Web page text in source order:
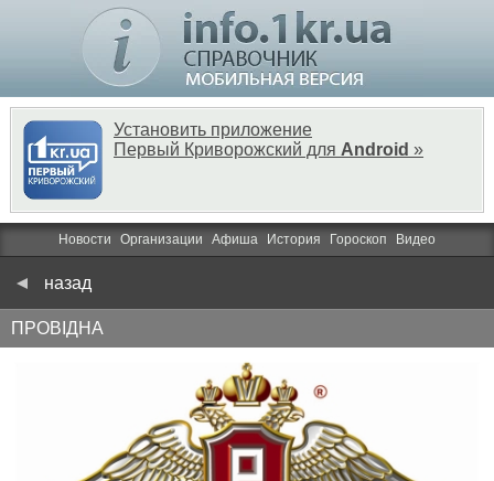
Установить приложение
Первый Криворожский для Android »
Новости Организации Афиша История Гороскоп Видео
назад
ПРОВІДНА